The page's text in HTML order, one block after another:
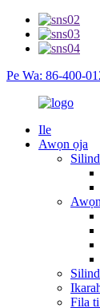
Pe Wa: 86-400-
Ile
Awọn ọja
Fila